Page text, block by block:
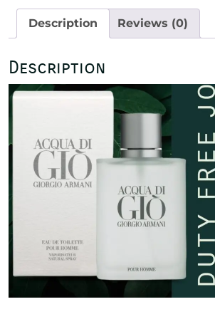
Description Reviews (0)
Description